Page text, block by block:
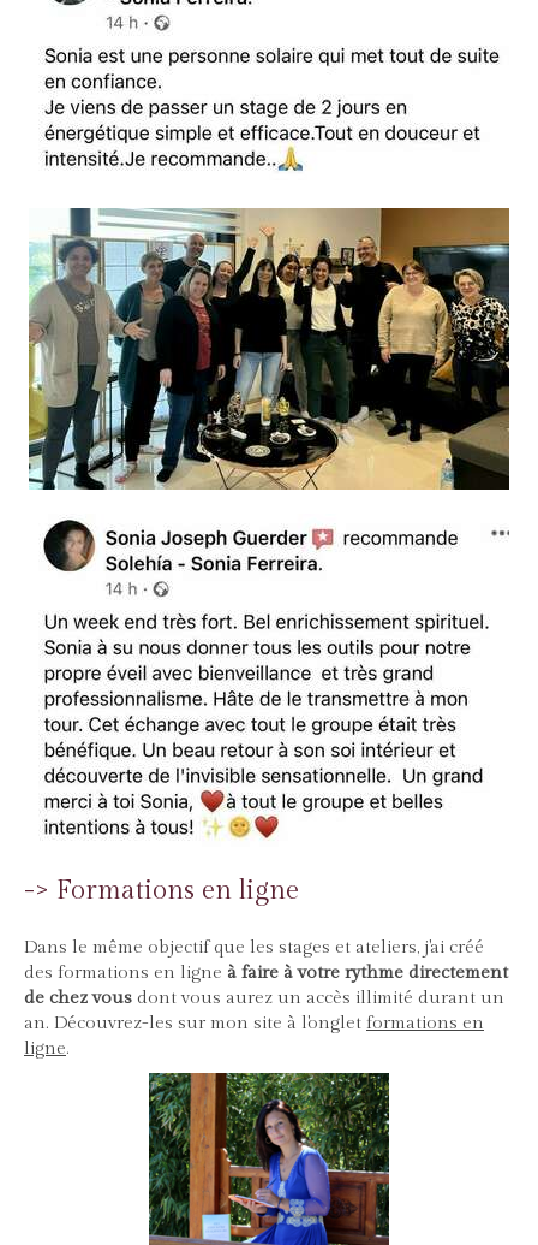
-> Formations en ligne
Dans le même objectif que les stages et ateliers, j'ai créé
des formations en ligne à faire à votre rythme directement
de chez vous dont vous aurez un accès illimité durant un
an. Découvrez-les sur mon site à l'onglet formations en
ligne.